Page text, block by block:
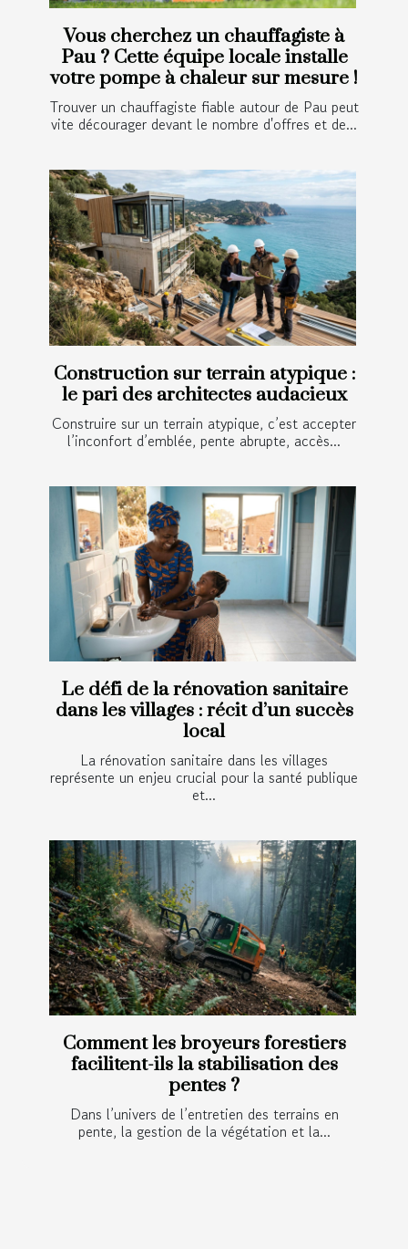
Vous cherchez un chauffagiste à
Pau ? Cette équipe locale installe
votre pompe à chaleur sur mesure !
Trouver un chauffagiste fiable autour de Pau peut
vite décourager devant le nombre d'offres et de...
Construction sur terrain atypique :
le pari des architectes audacieux
Construire sur un terrain atypique, c’est accepter
l’inconfort d’emblée, pente abrupte, accès...
Le défi de la rénovation sanitaire
dans les villages : récit d’un succès
local
La rénovation sanitaire dans les villages
représente un enjeu crucial pour la santé publique
et...
Comment les broyeurs forestiers
facilitent-ils la stabilisation des
pentes ?
Dans l’univers de l’entretien des terrains en
pente, la gestion de la végétation et la...